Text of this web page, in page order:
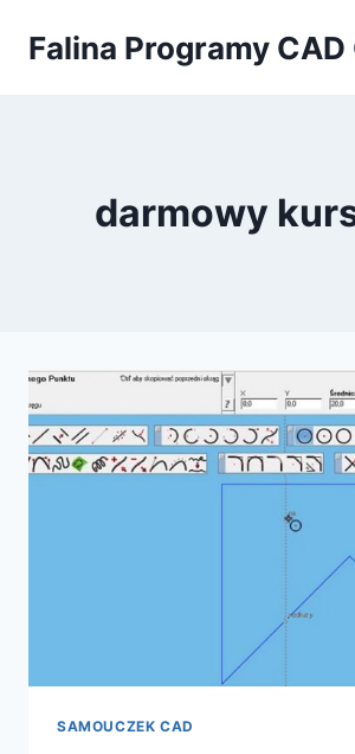
Falina Programy CAD
darmowy
SAMOUCZEK CAD